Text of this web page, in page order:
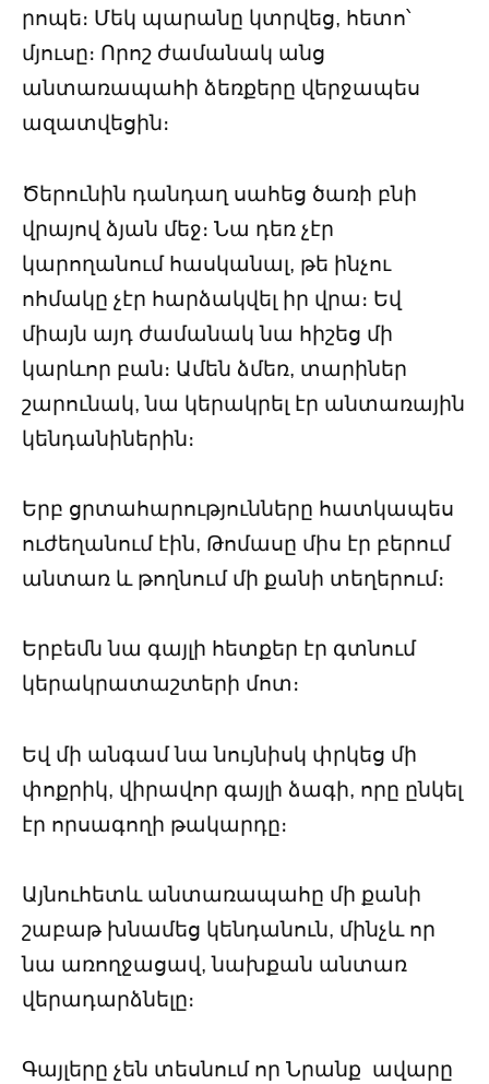
րոպե։ Մեկ պարանը կտրվեց, հետո՝
մյուսը։ Որոշ ժամանակ անց
անտառապահի ձեռքերը վերջապես
ազատվեցին։
Ծերունին դանդաղ սահեց ծառի բնի
վրայով ձյան մեջ։ Նա դեռ չէր
կարողանում հասկանալ, թե ինչու
ոհմակը չէր հարձակվել իր վրա։ Եվ
միայն այդ ժամանակ նա հիշեց մի
կարևոր բան։ Ամեն ձմեռ, տարիներ
շարունակ, նա կերակրել էր անտառային
կենդանիներին։
Երբ ցրտահարությունները հատկապես
ուժեղանում էին, Թոմասը միս էր բերում
անտառ և թողնում մի քանի տեղերում։
Երբեմն նա գայլի հետքեր էր գտնում
կերակրատաշտերի մոտ։
Եվ մի անգամ նա նույնիսկ փրկեց մի
փոքրիկ, վիրավոր գայլի ձագի, որը ընկել
էր որսագողի թակարդը։
Այնուհետև անտառապահը մի քանի
շաբաթ խնամեց կենդանուն, մինչև որ
նա առողջացավ, նախքան անտառ
վերադարձնելը։
Գայլերը չեն տեսնում որ Նրանք ավարը